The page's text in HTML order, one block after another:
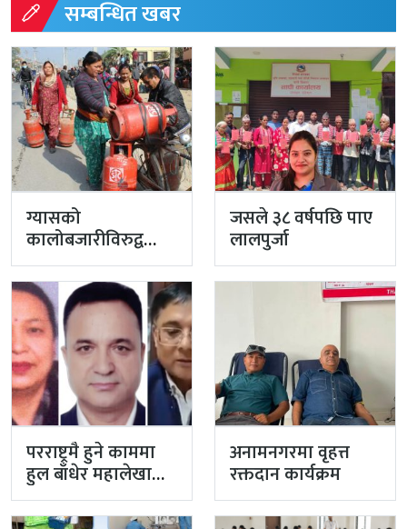
सम्बन्धित खबर
ग्यासको
कालोबजारीविरुद्व
प्रहरीको एक्सन
जसले ३८ वर्षपछि पाए
लालपुर्जा
परराष्ट्रमै हुने काममा
हुल बाँधेर महालेखा
नियन्त्रक कार्यालयको
टोली मिसन…
अनामनगरमा वृहत्त
रक्तदान कार्यक्रम